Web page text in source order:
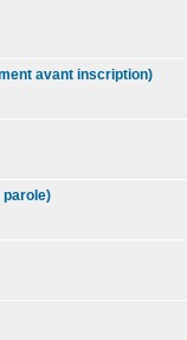
avant inscription)
parole)